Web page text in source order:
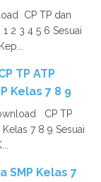
CP TP dan
2 3 4 5 6 Sesuai
TP ATP
Kelas 7 8 9
CP TP
7 8 9 Sesuai
SMP Kelas 7